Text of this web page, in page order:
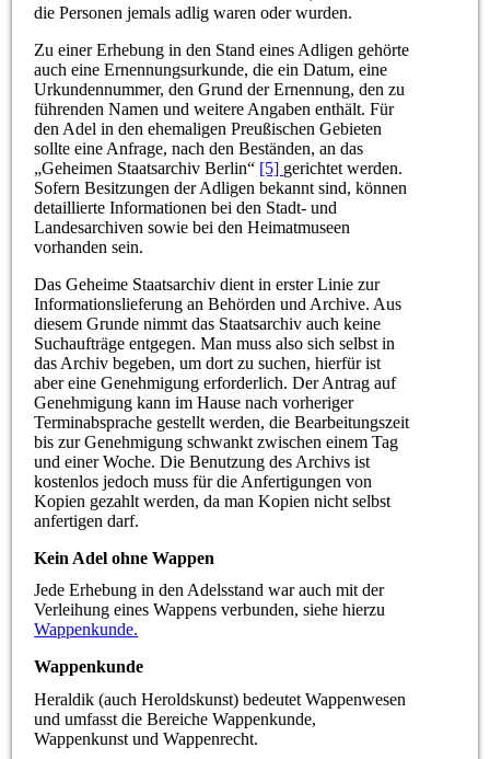
die Personen jemals adlig waren oder wurden.
Zu einer Erhebung in den Stand eines Adligen gehörte
auch eine Ernennungsurkunde, die ein Datum, eine
Urkundennummer, den Grund der Ernennung, den zu
führenden Namen und weitere Angaben enthält. Für
den Adel in den ehemaligen Preußischen Gebieten
sollte eine Anfrage, nach den Beständen, an das
„Geheimen Staatsarchiv Berlin“ [5] gerichtet werden.
Sofern Besitzungen der Adligen bekannt sind, können
detaillierte Informationen bei den Stadt- und
Landesarchiven sowie bei den Heimatmuseen
vorhanden sein.
Das Geheime Staatsarchiv dient in erster Linie zur
Informationslieferung an Behörden und Archive. Aus
diesem Grunde nimmt das Staatsarchiv auch keine
Suchaufträge entgegen. Man muss also sich selbst in
das Archiv begeben, um dort zu suchen, hierfür ist
aber eine Genehmigung erforderlich. Der Antrag auf
Genehmigung kann im Hause nach vorheriger
Terminabsprache gestellt werden, die Bearbeitungszeit
bis zur Genehmigung schwankt zwischen einem Tag
und einer Woche. Die Benutzung des Archivs ist
kostenlos jedoch muss für die Anfertigungen von
Kopien gezahlt werden, da man Kopien nicht selbst
anfertigen darf.
Kein Adel ohne Wappen
Jede Erhebung in den Adelsstand war auch mit der
Verleihung eines Wappens verbunden, siehe hierzu
Wappenkunde.
Wappenkunde
Heraldik (auch Heroldskunst) bedeutet Wappenwesen
und umfasst die Bereiche Wappenkunde,
Wappenkunst und Wappenrecht.